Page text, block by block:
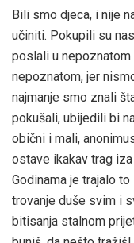
Bili smo djeca, i nije
učiniti. Pokupili su
poslali u
nepoznatom, jer
najmanje smo znali
pokušali, ubijedili bi
obični i mali,
ostave ikakav trag
Godinama je trajalo
trovanje duše svim i
bitisanja stalnom